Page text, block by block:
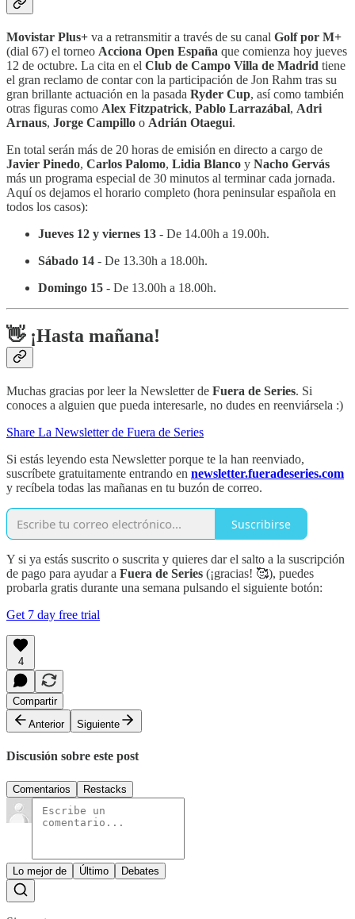
Movistar Plus+ va a retransmitir a través de su canal Golf por M+
(dial 67) el torneo Acciona Open España que comienza hoy jueves
12 de octubre. La cita en el Club de Campo Villa de Madrid tiene
el gran reclamo de contar con la participación de Jon Rahm tras su
gran brillante actuación en la pasada Ryder Cup, así como también
otras figuras como Alex Fitzpatrick, Pablo Larrazábal, Adri
Arnaus, Jorge Campillo o Adrián Otaegui.
En total serán más de 20 horas de emisión en directo a cargo de
Javier Pinedo, Carlos Palomo, Lidia Blanco y Nacho Gervás
más un programa especial de 30 minutos al terminar cada jornada.
Aquí os dejamos el horario completo (hora peninsular española en
todos los casos):
Jueves 12 y viernes 13 - De 14.00h a 19.00h.
Sábado 14 - De 13.30h a 18.00h.
Domingo 15 - De 13.00h a 18.00h.
👋 ¡Hasta mañana!
Muchas gracias por leer la Newsletter de Fuera de Series. Si
conoces a alguien que pueda interesarle, no dudes en reenviársela :)
Share La Newsletter de Fuera de Series
Si estás leyendo esta Newsletter porque te la han reenviado,
suscríbete gratuitamente entrando en newsletter.fueradeseries.com
y recíbela todas las mañanas en tu buzón de correo.
Suscribirse
Y si ya estás suscrito o suscrita y quieres dar el salto a la suscripción
de pago para ayudar a Fuera de Series (¡gracias! 🥰), puedes
probarla gratis durante una semana pulsando el siguiente botón:
Get 7 day free trial
4
Compartir
Anterior
Siguiente
Discusión sobre este post
Comentarios Restacks
Lo mejor de Último Debates